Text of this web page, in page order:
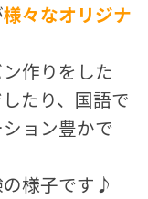
様々なオリジナ
作りをした
たり、国語で
ョン豊かで
の様子です♪